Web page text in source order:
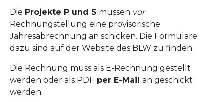
Die Projekte P und S müssen vor
Rechnungstellung eine provisorische
Jahresabrechnung an schicken. Die Formulare
dazu sind auf der Website des BLW zu finden.
Die Rechnung muss als E-Rechnung gestellt
werden oder als PDF per E-Mail an geschickt
werden.